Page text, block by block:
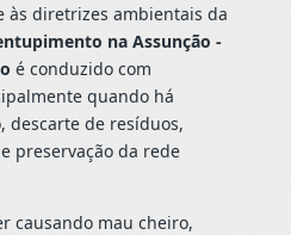
às diretrizes ambientais da
na Assunção -
é conduzido com
quando há
descarte de resíduos,
preservação da rede
causando mau cheiro,